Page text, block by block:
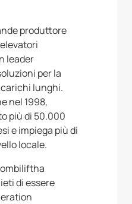
produttore
leader
per la
lunghi.
nel 1998,
più di 50.000
e impiega più di
locale.
di essere